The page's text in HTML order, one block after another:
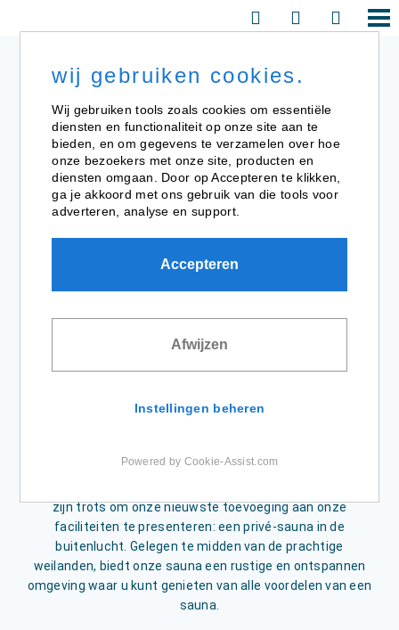
zijn trots om onze nieuwste toevoeging aan onze
faciliteiten te presenteren: een privé-sauna in de
buitenlucht. Gelegen te midden van de prachtige
weilanden, biedt onze sauna een rustige en ontspannen
omgeving waar u kunt genieten van alle voordelen van een
sauna.
wij gebruiken cookies.
Wij gebruiken tools zoals cookies om essentiële
diensten en functionaliteit op onze site aan te
bieden, en om gegevens te verzamelen over hoe
onze bezoekers met onze site, producten en
diensten omgaan. Door op Accepteren te klikken,
ga je akkoord met ons gebruik van die tools voor
adverteren, analyse en support.
Accepteren
Afwijzen
Instellingen beheren
Powered by Cookie-Assist.com